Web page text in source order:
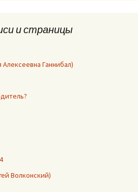
и страницы
Ганнибал)
Волконский)